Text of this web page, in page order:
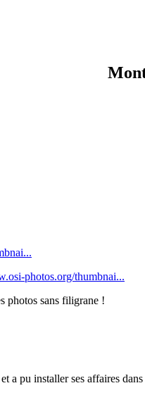
photos.org/thumbnai...
photos sans filigrane !
pu installer ses affaires